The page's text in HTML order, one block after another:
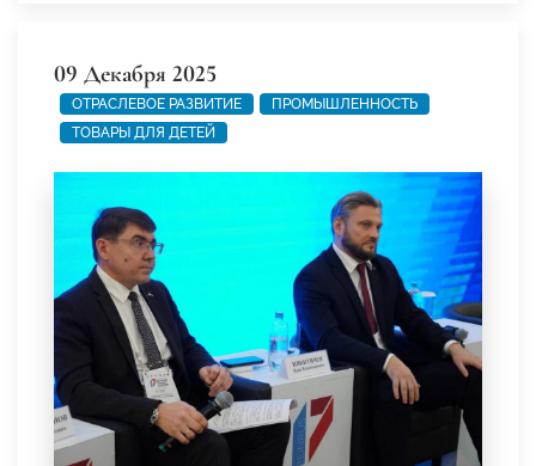
09 Декабря 2025
ОТРАСЛЕВОЕ РАЗВИТИЕ
ПРОМЫШЛЕННОСТЬ
ТОВАРЫ ДЛЯ ДЕТЕЙ